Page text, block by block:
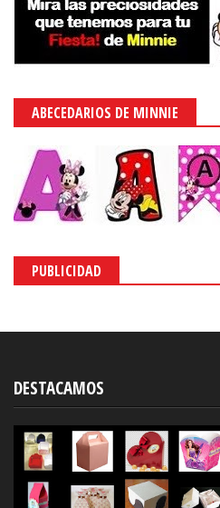
ABECEDARIOS DE MINNIE
PUBLICIDAD
DESTACAMOS